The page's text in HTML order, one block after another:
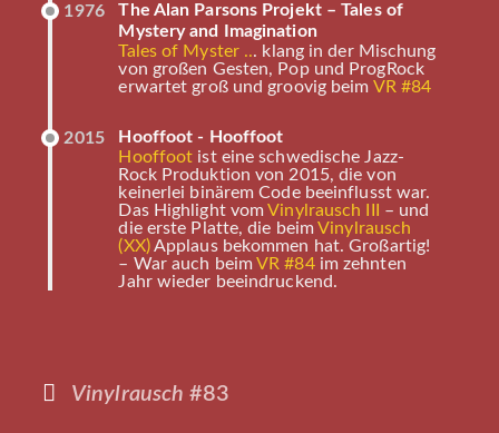
Vinylrausch #83
1976
The Alan Parsons Projekt – Tales of
Mystery and Imagination
Tales of Myster ... klang in der Mischung
von großen Gesten, Pop und ProgRock
erwartet groß und groovig beim VR #84
2015
Hooffoot - Hooffoot
Hooffoot ist eine schwedische Jazz-
Rock Produktion von 2015, die von
keinerlei binärem Code beeinflusst war.
Das Highlight vomVinylrausch III
– und
die erste Platte, die beimVinylrausch
(XX)Applaus bekommen hat. Großartig!
– War auch beimVR #84im zehnten
Jahr wieder beeindruckend.